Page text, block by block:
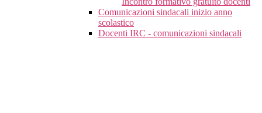
Comunicazioni sindacali inizio anno
scolastico
Docenti IRC - comunicazioni sindacali